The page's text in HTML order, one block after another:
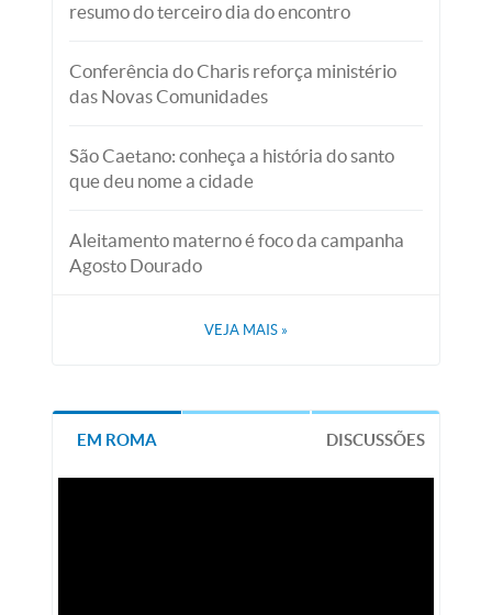
resumo do terceiro dia do encontro
Conferência do Charis reforça ministério
das Novas Comunidades
São Caetano: conheça a história do santo
que deu nome a cidade
Aleitamento materno é foco da campanha
Agosto Dourado
VEJA MAIS »
EM ROMA DISCUSSÕES